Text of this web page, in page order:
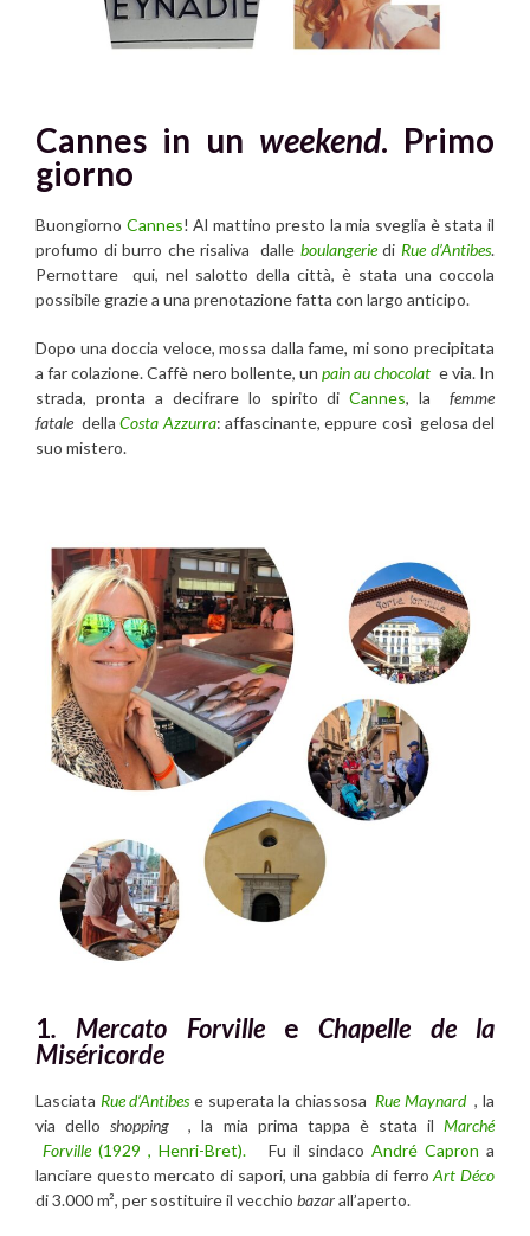
Cannes in un weekend. Primo
giorno
Buongiorno Cannes! Al mattino presto la mia sveglia è stata il
profumo di burro che risaliva dalle boulangeriedi Rue d’Antibes.
Pernottare qui, nel salotto della città, è stata una coccola
possibile grazie a una prenotazione fatta con largo anticipo.
Dopo una doccia veloce, mossa dalla fame, mi sono precipitata
a far colazione. Caffè nero bollente, unpain au chocolat e via. In
strada, pronta a decifrare lo spirito diCannes, lafemme
fatale dellaCosta Azzurra: affascinante, eppure così gelosa del
suo mistero.
1. Mercato ForvilleeChapelle de la
Miséricorde
Lasciata Rue d’Antibese superata la chiassosa Rue Maynard , la
via delloshopping , la mia prima tappa è stata ilMarché
Forville(1929 , Henri-Bret). Fu il sindaco André Capron a
lanciare questo mercato di sapori, una gabbia di ferroArt Déco
di 3.000 m², per sostituire il vecchio bazarall’aperto.